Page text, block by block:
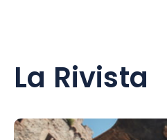
La Rivista